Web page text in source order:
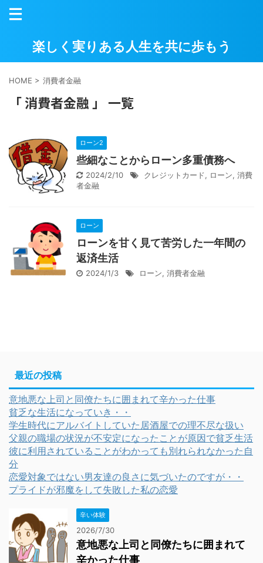
楽しく実りある人生を共に歩もう
HOME > 消費者金融
「 消費者金融 」 一覧
ローン2
些細なことからローン多重債務へ
2024/2/10 クレジットカード, ローン, 消費
者金融
ローン
ローンを甘く見て苦労した一年間の
返済生活
2024/1/3 ローン, 消費者金融
最近の投稿
意地悪な上司と同僚たちに囲まれて辛かった仕事
貧乏な生活になっていき・・
学生時代にアルバイトしていた居酒屋での理不尽な扱い
父親の職場の状況が不安定になったことが原因で貧乏生活
彼に利用されていることがわかっても別れられなかった自
分
恋愛対象ではない男友達の良さに気づいたのですが・・
プライドが邪魔をして失敗した私の恋愛
辛い体験
2026/7/30
意地悪な上司と同僚たちに囲まれて
辛かった仕事